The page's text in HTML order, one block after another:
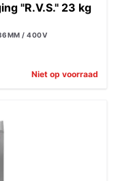
"R.V.S." 23 kg
/ 400V
Niet op voorraad